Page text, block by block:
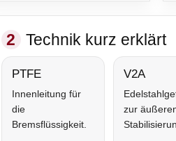
2 Technik kurz erklärt
PTFE
Innenleitung für
die
Bremsflüssigkeit.
V2A
zur